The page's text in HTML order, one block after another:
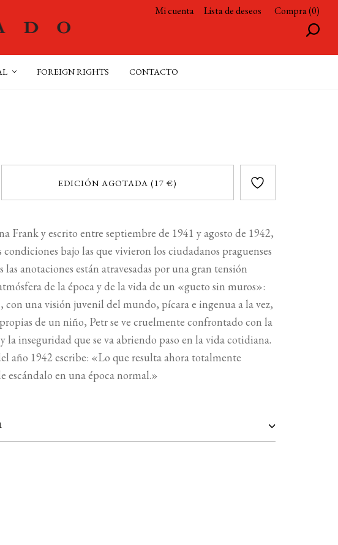
Mi cuenta Lista de deseos Compra (0)
FOREIGN RIGHTS CONTACTO
EDICIÓN AGOTADA (17 €)
Frank y escrito entre septiembre de 1941 y agosto de 1942,
condiciones bajo las que vivieron los ciudadanos praguenses
anotaciones están atravesadas por una gran tensión
de la época y de la vida de un «gueto sin muros»:
una visión juvenil del mundo, pícara e ingenua a la vez,
de un niño, Petr se ve cruelmente confrontado con la
la inseguridad que se va abriendo paso en la vida cotidiana.
año 1942 escribe: «Lo que resulta ahora totalmente
en una época normal.»